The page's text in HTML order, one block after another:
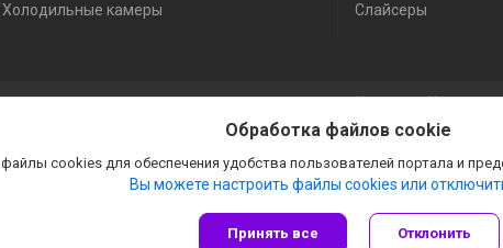
Холодильные камеры
Слайсеры
Сайт создан на платформе Deal.by
Политика обработки файлов cookies
Обработка файлов cookie
cookies для обеспечения удобства пользователей портала и
Вы можете настроить файлы cookies или
Принять все Отклонить
Гастробизнес |
Пожаловаться на контент
Select Language ▼